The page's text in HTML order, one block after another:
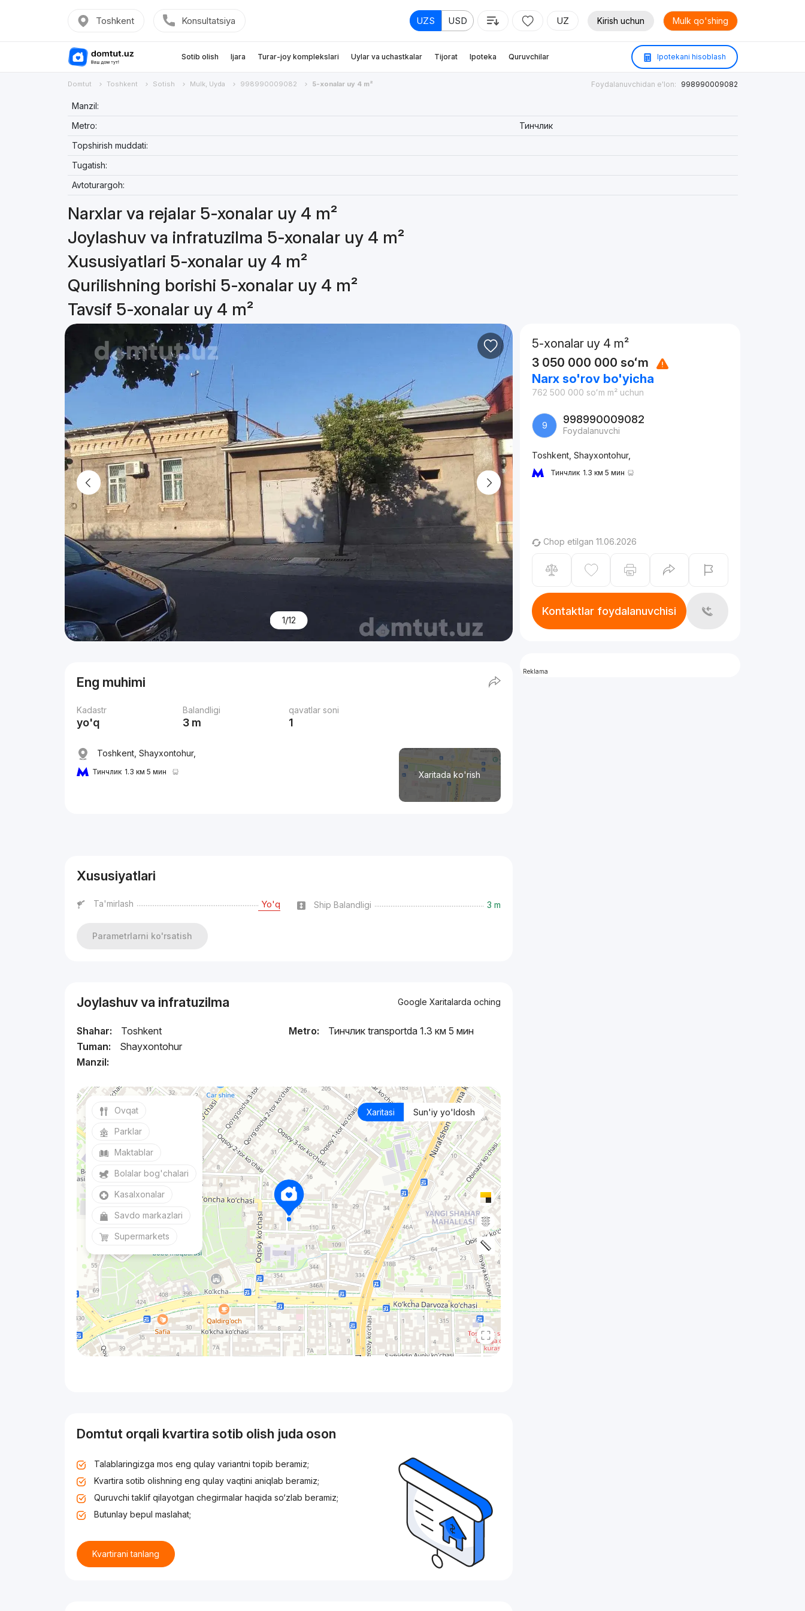
Toshkent Konsultatsiya UZS USD UZ Kirish uchun Mulk qo'shing
Sotib olish Ijara Turar-joy komplekslari Uylar va uchastkalar Tijorat Ipoteka Quruvchilar Ipotekani hisoblash
Domtut Toshkent Sotish Mulk, Uyda 998990009082 5-xonalar uy 4 m² Foydalanuvchidan e'lon: 998990009082
Manzil:
Metro:
Тинчлик
Topshirish muddati:
Tugatish:
Avtoturargoh:
Narxlar va rejalar 5-xonalar uy 4 m²
Joylashuv va infratuzilma 5-xonalar uy 4 m²
Xususiyatlari 5-xonalar uy 4 m²
Qurilishning borishi 5-xonalar uy 4 m²
Tavsif 5-xonalar uy 4 m²
1/12
Eng muhimi
Kadastr
yo'q
Balandligi
3 m
qavatlar soni
1
Xaritada ko'rish
Toshkent, Shayxontohur,
Тинчлик 1.3 км 5 мин
Xususiyatlari
Ta'mirlash Yo'q Ship Balandligi 3 m
Parametrlarni ko'rsatish
Joylashuv va infratuzilma Google Xaritalarda oching
Shahar:
Toshkent
Tuman:
Shayxontohur
Manzil:
Metro: Тинчлик transportda 1.3 км 5 мин
Xaritasi Sun'iy yo'ldosh
Ovqat
Parklar
Maktablar
Bolalar bog'chalari
Kasalxonalar
Savdo markazlari
Supermarkets
Domtut orqali kvartira sotib olish juda oson
Talablaringizga mos eng qulay variantni topib beramiz;
Kvartira sotib olishning eng qulay vaqtini aniqlab beramiz;
Quruvchi taklif qilayotgan chegirmalar haqida so‘zlab beramiz;
Butunlay bepul maslahat;
Kvartirani tanlang
5-xonalar uy 4 m²
3 050 000 000 soʻm
Narx so'rov bo'yicha
762 500 000 soʻm m² uchun
9 998990009082
Foydalanuvchi
Toshkent, Shayxontohur,
Тинчлик 1.3 км 5 мин
Chop etilgan 11.06.2026
Kontaktlar foydalanuvchisi
Reklama